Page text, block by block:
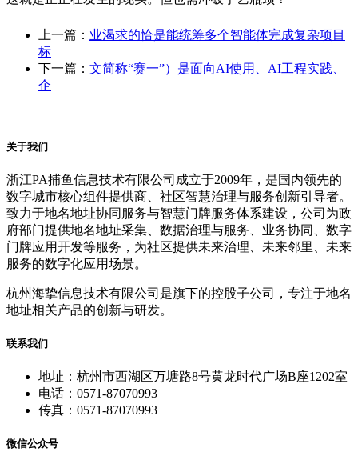
上一篇： 业渴求的恰是能统筹多个智能体完成复杂项目
标
下一篇： 文简称“赛一”）是面向AI使用、AI工程实践、
企
关于我们
浙江PA捕鱼信息技术有限公司成立于2009年，是国内领先的
数字城市核心组件提供商、社区智慧治理与服务创新引导者。
致力于地名地址协同服务与智慧门牌服务体系建设，公司为政
府部门提供地名地址采集、数据治理与服务、业务协同、数字
门牌应用开发等服务，为社区提供未来治理、未来邻里、未来
服务的数字化应用场景。
杭州海挚信息技术有限公司是旗下的控股子公司，专注于地名
地址相关产品的创新与研发。
联系我们
地址：杭州市西湖区万塘路8号黄龙时代广场B座1202室
电话：0571-87070993
传真：0571-87070993
微信公众号